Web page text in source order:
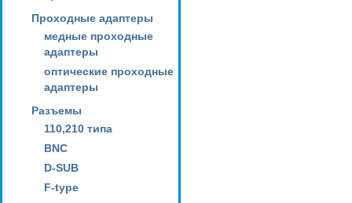
Проходные адаптеры
медные проходные
адаптеры
оптические проходные
адаптеры
Разъемы
110,210 типа
BNC
D-SUB
F-type